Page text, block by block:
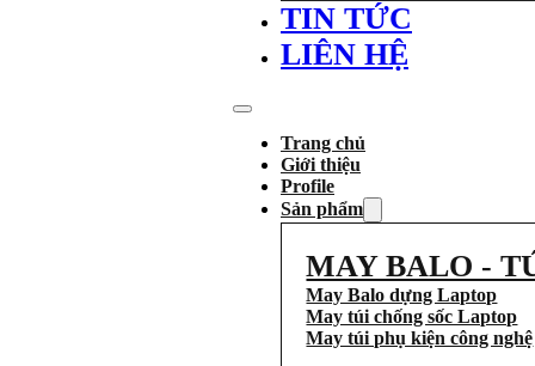
TIN TỨC
LIÊN HỆ
Trang chủ
Giới thiệu
Profile
Sản phẩm
MAY BALO -
May Balo dựng Laptop
May túi chống sốc Laptop
May túi phụ kiện công nghệ